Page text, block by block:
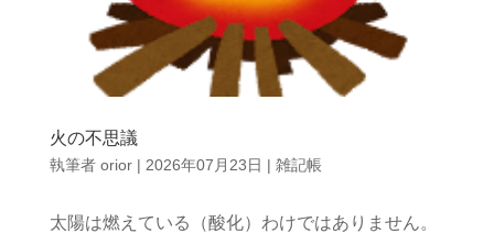
火の不思議
執筆者 orior| 2026年07月23日 | 雑記帳
太陽は燃えている（酸化）わけではありません。